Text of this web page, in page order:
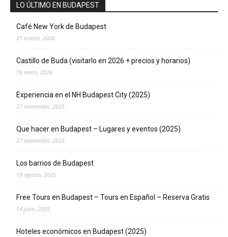
LO ÚLTIMO EN BUDAPEST
Café New York de Budapest
21 marzo, 2026
Castillo de Buda (visitarlo en 2026 + precios y horarios)
16 enero, 2026
Experiencia en el NH Budapest City (2025)
27 noviembre, 2025
Que hacer en Budapest – Lugares y eventos (2025)
27 noviembre, 2025
Los barrios de Budapest
19 agosto, 2025
Free Tours en Budapest – Tours en Español – Reserva Gratis
14 julio, 2025
Hoteles económicos en Budapest (2025)